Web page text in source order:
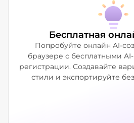
Бесплатная
Попробуйте онлайн AI-
браузере с бесплатными
регистрации. Создавайте
стили и экспортируйте